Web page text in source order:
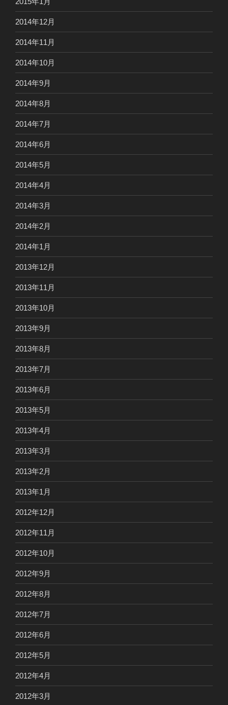
2014年12月
2014年11月
2014年10月
2014年9月
2014年8月
2014年7月
2014年6月
2014年5月
2014年4月
2014年3月
2014年2月
2014年1月
2013年12月
2013年11月
2013年10月
2013年9月
2013年8月
2013年7月
2013年6月
2013年5月
2013年4月
2013年3月
2013年2月
2013年1月
2012年12月
2012年11月
2012年10月
2012年9月
2012年8月
2012年7月
2012年6月
2012年5月
2012年4月
2012年3月